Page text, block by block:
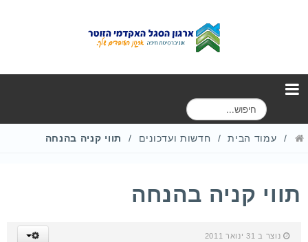
ח
י
עמוד הבית חדשות ועדכונים תווי קניה בהנחה
תווי קניה בהנחה
נוצר ב 31 ינואר 2011